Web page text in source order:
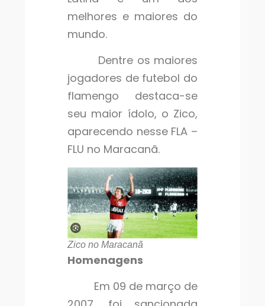
melhores e maiores do
mundo.
Dentre os maiores
jogadores de futebol do
flamengo destaca-se
seu maior ídolo, o Zico,
aparecendo nesse FLA –
FLU no Maracanã.
Zico no Maracanã
Homenagens
Em 09 de março de